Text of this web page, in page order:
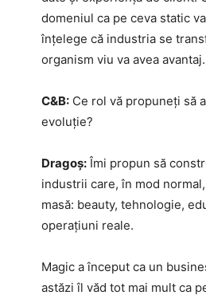
domeniul ca pe ceva static
înțelege că industria se
organism viu va avea avantaj.
C&B: Ce rol vă propuneți să
evoluție?
Dragoș: Îmi propun să
industrii care, în mod
masă: beauty, tehnologie,
operațiuni reale.
Magic a început ca un
astăzi îl văd tot mai mult ca